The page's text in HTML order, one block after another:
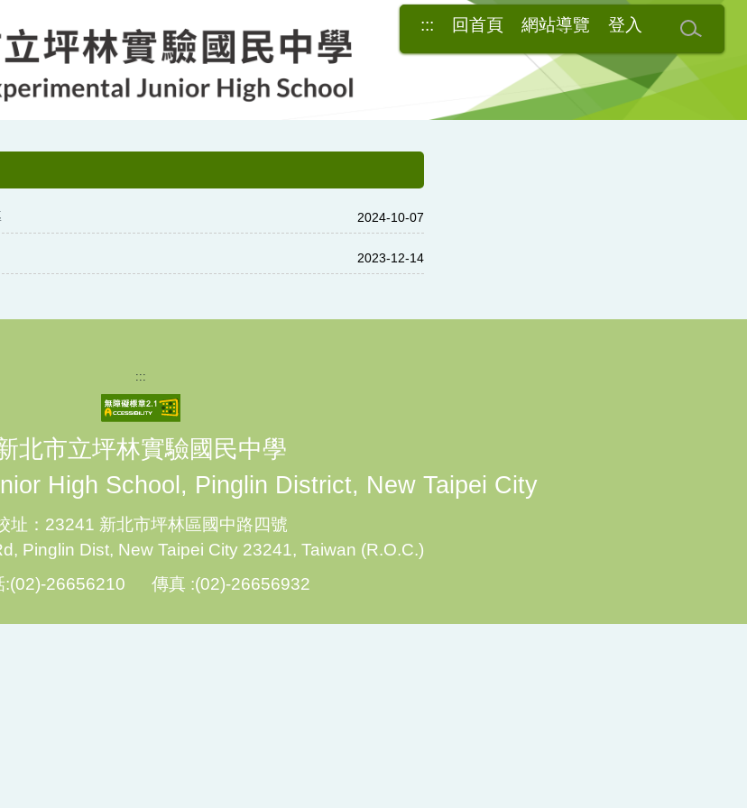
::: 回首頁 網站導覽 登入
2024-10-07
2023-12-14
:::
北市立坪林實驗國民中學
High School, Pinglin District, New Taipei City
址：23241 新北市坪林區國中路四號
Pinglin Dist, New Taipei City 23241, Taiwan (R.O.C.)
:(02)-26656210 傳真 :(02)-26656932